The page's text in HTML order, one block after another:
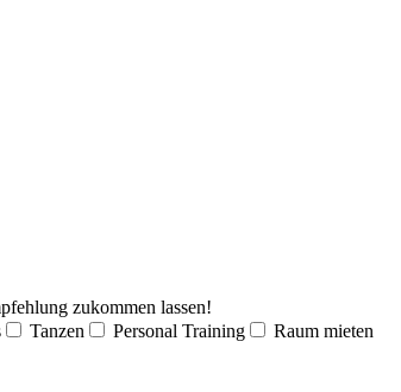
zukommen lassen!
Tanzen Personal Training Raum mieten